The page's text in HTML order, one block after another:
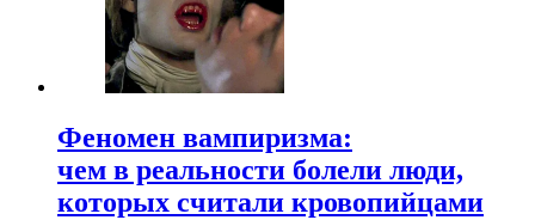
Феномен вампиризма:
чем в реальности болели люди,
которых считали кровопийцами